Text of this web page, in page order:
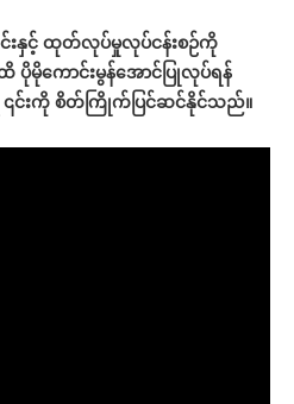
င်းနှင့် ထုတ်လုပ်မှုလုပ်ငန်းစဉ်ကို
မိုကောင်းမွန်အောင်ပြုလုပ်ရန်
င်းကို စိတ်ကြိုက်ပြင်ဆင်နိုင်သည်။